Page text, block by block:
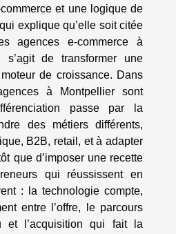
et une logique de
explique qu’elle soit citée
agences e-commerce à
s’agit de transformer une
de croissance. Dans
à Montpellier sont
passe par la
des métiers différents,
B2B, retail, et à adapter
que d’imposer une recette
qui réussissent en
: la technologie compte,
entre l’offre, le parcours
et l’acquisition qui fait la